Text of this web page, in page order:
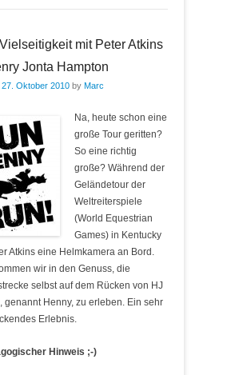
mit Peter Atkins
Jonta Hampton
27. Oktober 2010 by Marc
Na, heute schon eine
große Tour geritten?
So eine richtig
große? Während der
Geländetour der
Weltreiterspiele
(World Equestrian
Games) in Kentucky
Atkins eine Helmkamera an Bord.
wir in den Genuss, die
selbst auf dem Rücken von HJ
genannt Henny, zu erleben. Ein sehr
Erlebnis.
Hinweis ;-)